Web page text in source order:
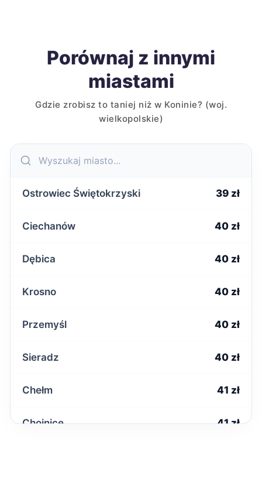
Porównaj z innymi
miastami
Gdzie zrobisz to taniej niż w Koninie? (woj.
wielkopolskie)
Ostrowiec Świętokrzyski 39 zł
Ciechanów 40 zł
Dębica 40 zł
Krosno 40 zł
Przemyśl 40 zł
Sieradz 40 zł
Chełm 41 zł
Chojnice 41 zł